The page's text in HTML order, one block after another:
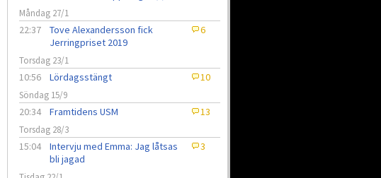
Måndag 27/1
22:37
Tove Alexandersson fick
Jerringpriset 2019
6
Torsdag 23/1
10:56 Lördagsstängt 10
Söndag 15/9
20:34 Framtidens USM 13
Torsdag 28/3
15:04
Intervju med Emma: Jag låtsas
bli jagad
3